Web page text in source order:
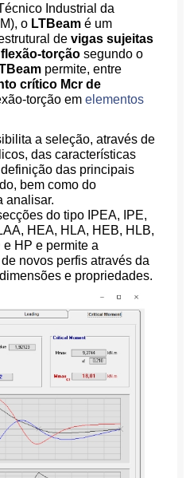
Industrial da
o LTBeam é um
devigas sujeitas
torção segundo o
permite, entre
crítico Mcr de
torção emelementos
a seleção, através de
das características
das principais
bem como do
analisar.
do tipo IPEA, IPE,
HEA, HLA, HEB, HLB,
e HP e permite a
novos perfis através da
e propriedades.